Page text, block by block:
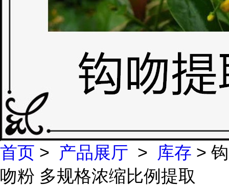
首页 > 产品展厅 > 库存 > 钩
吻粉 多规格浓缩比例提取